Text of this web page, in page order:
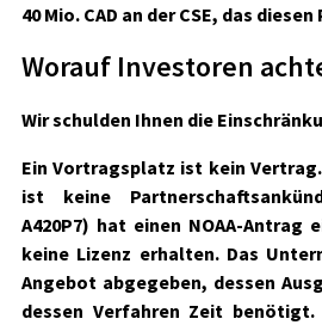
40 Mio. CAD an der CSE, das
Worauf Investoren
Wir schulden Ihnen die
Ein Vortragsplatz ist kein
ist keine
A420P7) hat einen NOAA-Antrag
keine Lizenz erhalten. Das
Angebot abgegeben, dessen
dessen Verfahren Zeit